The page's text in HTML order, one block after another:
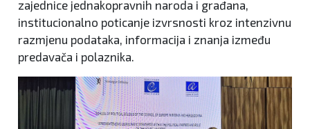
zajednice jednakopravnih naroda i građana,
institucionalno poticanje izvrsnosti kroz intenzivnu
razmjenu podataka, informacija i znanja između
predavača i polaznika.